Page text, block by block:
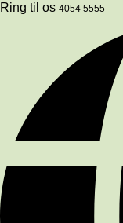
Ring til os 4054 5555